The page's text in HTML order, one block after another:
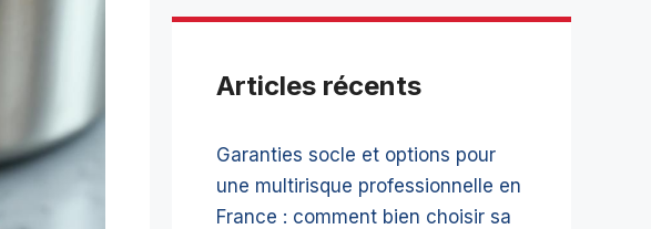
Articles récents
Garanties socle et options pour
une multirisque professionnelle en
France : comment bien choisir sa